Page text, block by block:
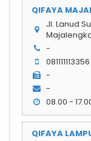
QIFAYA
Jl. Lanud
-
081111113356
-
-
08.00 -
QIFAYA